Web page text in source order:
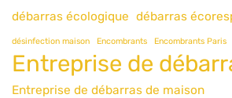
débarras écologique débarras
désinfection maison Encombrants Encombrants Paris
Entreprise de
Entreprise de débarras de maison